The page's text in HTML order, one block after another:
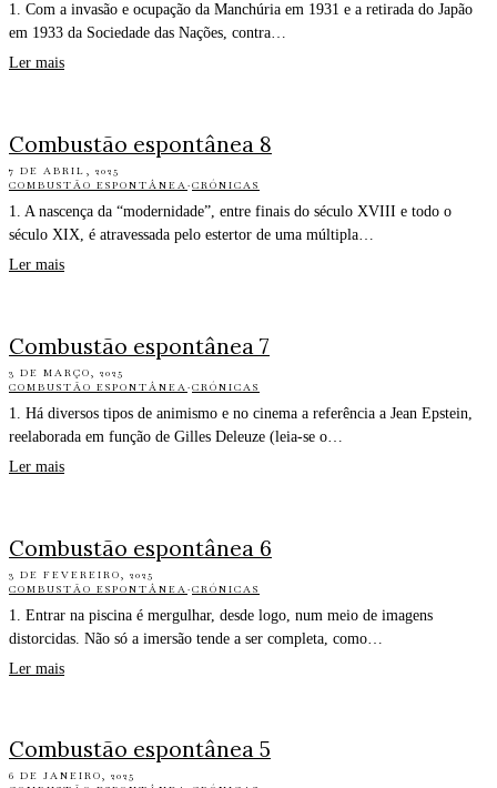
1. Com a invasão e ocupação da Manchúria em 1931 e a retirada do Japão
em 1933 da Sociedade das Nações, contra…
Ler mais
Combustão espontânea 8
7 DE ABRIL, 2025
COMBUSTÃO ESPONTÂNEA·CRÓNICAS
1. A nascença da “modernidade”, entre finais do século XVIII e todo o
século XIX, é atravessada pelo estertor de uma múltipla…
Ler mais
Combustão espontânea 7
3 DE MARÇO, 2025
COMBUSTÃO ESPONTÂNEA·CRÓNICAS
1. Há diversos tipos de animismo e no cinema a referência a Jean Epstein,
reelaborada em função de Gilles Deleuze (leia-se o…
Ler mais
Combustão espontânea 6
3 DE FEVEREIRO, 2025
COMBUSTÃO ESPONTÂNEA·CRÓNICAS
1. Entrar na piscina é mergulhar, desde logo, num meio de imagens
distorcidas. Não só a imersão tende a ser completa, como…
Ler mais
Combustão espontânea 5
6 DE JANEIRO, 2025